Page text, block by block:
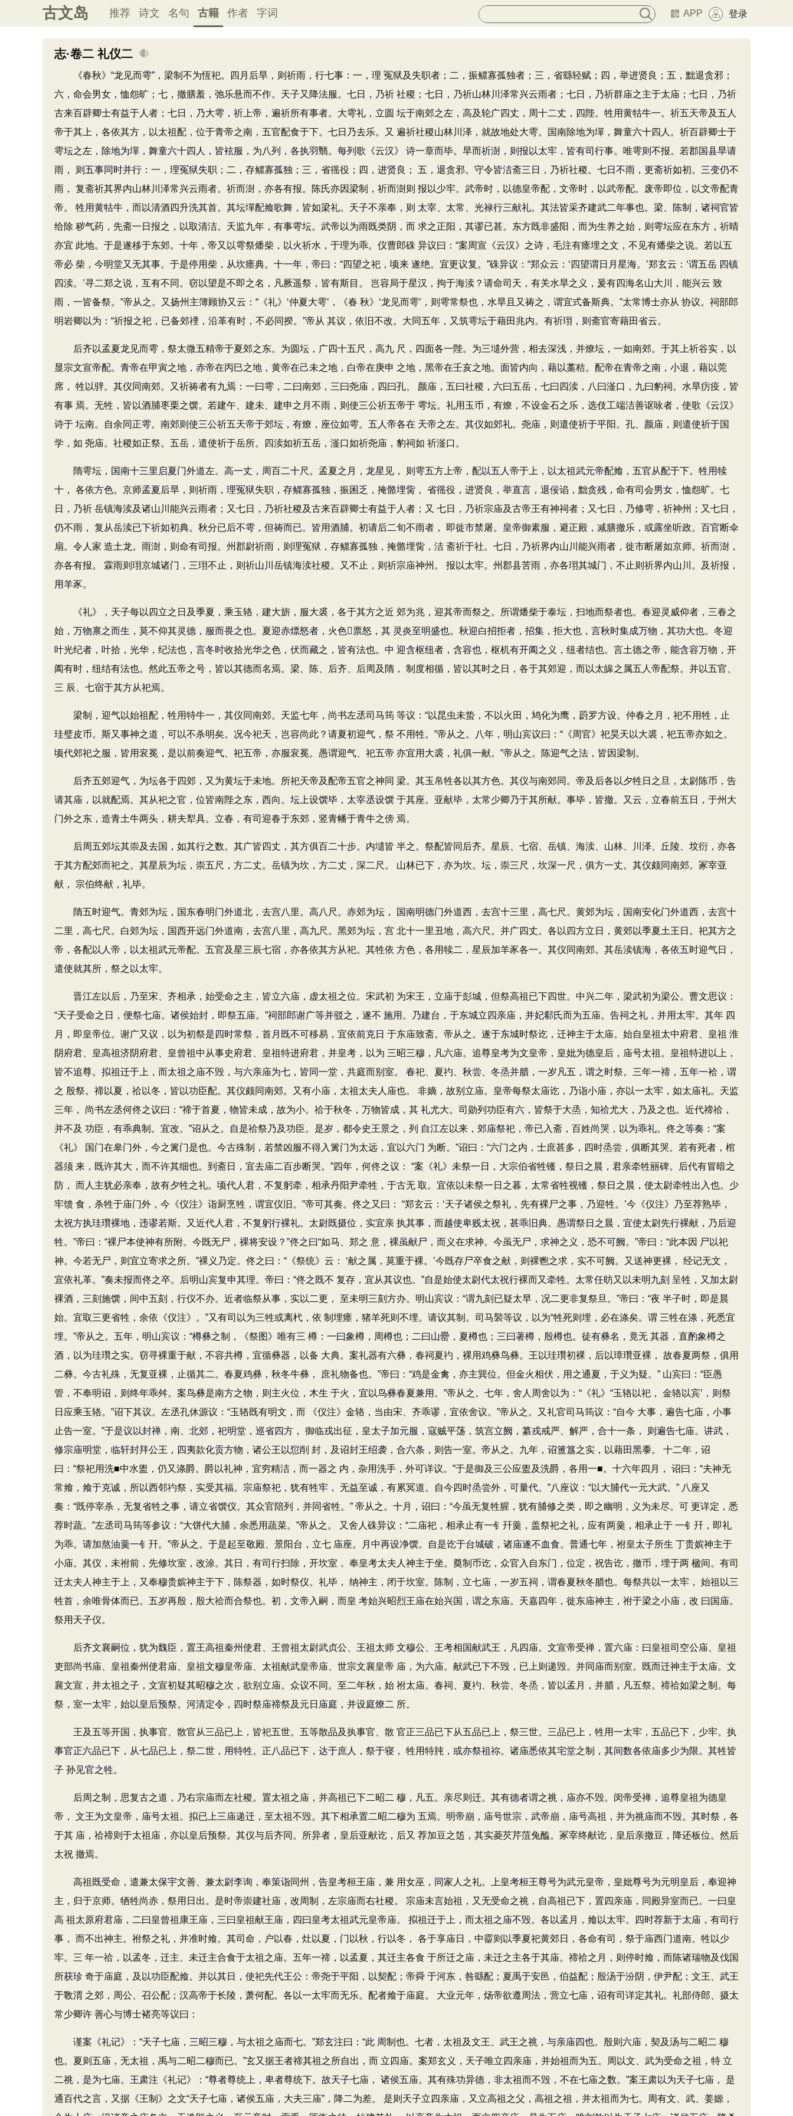
古文岛 推荐 诗文 名句 古籍 作者 字词 APP 登录
志·卷二 礼仪二
《春秋》“龙见而雩”，梁制不为恆祀。四月后旱，则祈雨，行七事：一，理 冤狱及失职者；二，振鳏寡孤独者；三，省繇轻赋；四，举进贤良；五，黜退贪邪；
六，命会男女，恤怨旷；七，撤膳羞，弛乐悬而不作。天子又降法服。七日，乃祈 社稷；七日，乃祈山林川泽常兴云雨者；七日，乃祈群庙之主于太庙；七日，乃祈
古来百辟卿士有益于人者；七日，乃大雩，祈上帝，遍祈所有事者。大雩礼，立圆 坛于南郊之左，高及轮广四丈，周十二丈，四陛。牲用黄牯牛一。祈五天帝及五人
帝于其上，各依其方，以太祖配，位于青帝之南，五官配食于下。七日乃去乐。又 遍祈社稷山林川泽，就故地处大雩。国南除地为墠，舞童六十四人。祈百辟卿士于
雩坛之左，除地为墠，舞童六十四人，皆袨服，为八列，各执羽翳。每列歌《云汉》 诗一章而毕。旱而祈澍，则报以太牢，皆有司行事。唯雩则不报。若郡国县旱请
雨， 则五事同时并行：一，理冤狱失职；二，存鳏寡孤独；三，省徭役；四，进贤良； 五，退贪邪。守令皆洁斋三日，乃祈社稷。七日不雨，更斋祈如初。三变仍不
雨， 复斋祈其界内山林川泽常兴云雨者。祈而澍，亦各有报。陈氏亦因梁制，祈而澍则 报以少牢。武帝时，以德皇帝配，文帝时，以武帝配。废帝即位，以文帝配青
帝。 牲用黄牯牛，而以清酒四升洗其首。其坛墠配飨歌舞，皆如梁礼。天子不亲奉，则 太宰、太常、光禄行三献礼。其法皆采齐建武二年事也。梁、陈制，诸祠官皆
给除 秽气药，先斋一日报之，以取清洁。天监九年，有事雩坛。武帝以为雨既类阴，而 求之正阳，其谬已甚。东方既非盛阳，而为生养之始，则雩坛应在东方，祈晴
亦宜 此地。于是遂移于东郊。十年，帝又以雩祭燔柴，以火祈水，于理为乖。仪曹郎硃 异议曰：“案周宣《云汉》之诗，毛注有瘗埋之文，不见有燔柴之说。若以五
帝必 柴，今明堂又无其事。于是停用柴，从坎瘗典。十一年，帝曰：“四望之祀，顷来 遂绝。宜更议复。”硃异议：“郑众云：‘四望谓日月星海。’郑玄云：‘谓五岳 四镇
四渎。’寻二郑之说，互有不同。窃以望是不即之名，凡厥遥祭，皆有斯目。 岂容局于星汉，拘于海渎？请命司天，有关水旱之义，爰有四海名山大川，能兴云 致
雨，一皆备祭。”帝从之。又扬州主簿顾协又云：“《礼》‘仲夏大雩’，《春 秋》‘龙见而雩’，则雩常祭也，水旱且又祷之，谓宜式备斯典。”太常博士亦从 协议。祠部郎
明岩卿以为：“祈报之祀，已备郊禋，沿革有时，不必同揆。”帝从 其议，依旧不改。大同五年，又筑雩坛于藉田兆内。有祈珝，则斋官寄藉田省云。
后齐以孟夏龙见而雩，祭太微五精帝于夏郊之东。为圆坛，广四十五尺，高九 尺，四面各一陛。为三壝外营，相去深浅，并燎坛，一如南郊。于其上祈谷实，以
显宗文宣帝配。青帝在甲寅之地，赤帝在丙巳之地，黄帝在己未之地，白帝在庚申 之地，黑帝在壬亥之地。面皆内向，藉以藁秸。配帝在青帝之南，小退，藉以莞
席， 牲以骍。其仪同南郊。又祈祷者有九焉：一曰雩，二曰南郊，三曰尧庙，四曰孔、 颜庙，五曰社稷，六曰五岳，七曰四渎，八曰滏口，九曰豹祠。水旱疠疫，皆
有事 焉。无牲，皆以酒脯枣栗之馔。若建午、建未、建申之月不雨，则使三公祈五帝于 雩坛。礼用玉币，有燎，不设金石之乐，选伎工端洁善讴咏者，使歌《云汉》
诗于 坛南。自余同正雩。南郊则使三公祈五天帝于郊坛，有燎，座位如雩。五人帝各在 天帝之左。其仪如郊礼。尧庙，则遣使祈于平阳。孔、颜庙，则遣使祈于国
学，如 尧庙。社稷如正祭。五岳，遣使祈于岳所。四渎如祈五岳，滏口如祈尧庙，豹祠如 祈滏口。
隋雩坛，国南十三里启夏门外道左。高一丈，周百二十尺。孟夏之月，龙星见， 则雩五方上帝，配以五人帝于上，以太祖武元帝配飨，五官从配于下。牲用犊
十， 各依方色。京师孟夏后旱，则祈雨，理冤狱失职，存鳏寡孤独，振困乏，掩骼埋胔， 省徭役，进贤良，举直言，退佞谄，黜贪残，命有司会男女，恤怨旷。七
日，乃祈 岳镇海渎及诸山川能兴云雨者；又七日，乃祈社稷及古来百辟卿士有益于人者；又 七日，乃祈宗庙及古帝王有神祠者；又七日，乃修雩，祈神州；又七日，
仍不雨， 复从岳渎已下祈如初典。秋分已后不雩，但祷而已。皆用酒脯。初请后二旬不雨者， 即徙市禁屠。皇帝御素服，避正殿，减膳撤乐，或露坐听政。百官断伞
扇。令人家 造土龙。雨澍，则命有司报。州郡尉祈雨，则理冤狱，存鳏寡孤独，掩骼埋胔，洁 斋祈于社。七日，乃祈界内山川能兴雨者，徙市断屠如京师。祈而澍，
亦各有报。 霖雨则珝京城诸门，三珝不止，则祈山川岳镇海渎社稷。又不止，则祈宗庙神州。 报以太牢。州郡县苦雨，亦各珝其城门，不止则祈界内山川。及祈报，
用羊豕。
《礼》，天子每以四立之日及季夏，乘玉辂，建大旂，服大裘，各于其方之近 郊为兆，迎其帝而祭之。所谓燔柴于泰坛，扫地而祭者也。春迎灵威仰者，三春之
始，万物禀之而生，莫不仰其灵德，服而畏之也。夏迎赤熛怒者，火色票怒，其 灵炎至明盛也。秋迎白招拒者，招集，拒大也，言秋时集成万物，其功大也。冬迎
叶光纪者，叶拾，光华，纪法也，言冬时收拾光华之色，伏而藏之，皆有法也。中 迎含枢纽者，含容也，枢机有开阖之义，纽者结也。言土德之帝，能含容万物，开
阖有时，纽结有法也。然此五帝之号，皆以其德而名焉。梁、陈、后齐、后周及隋， 制度相循，皆以其时之日，各于其郊迎，而以太皞之属五人帝配祭。并以五官、
三 辰、七宿于其方从祀焉。
梁制，迎气以始祖配，牲用特牛一，其仪同南郊。天监七年，尚书左丞司马筠 等议：“以昆虫未蛰，不以火田，鸠化为鹰，罻罗方设。仲春之月，祀不用牲，止
珪璧皮币。斯又事神之道，可以不杀明矣。况今祀天，岂容尚此？请夏初迎气，祭 不用牲。”帝从之。八年，明山宾议曰：“《周官》祀昊天以大裘，祀五帝亦如之。
顷代郊祀之服，皆用衮冕，是以前奏迎气、祀五帝，亦服衮冕。愚谓迎气、祀五帝 亦宜用大裘，礼俱一献。”帝从之。陈迎气之法，皆因梁制。
后齐五郊迎气，为坛各于四郊，又为黄坛于未地。所祀天帝及配帝五官之神同 梁。其玉帛牲各以其方色。其仪与南郊同。帝及后各以夕牲日之旦，太尉陈币，告
请其庙，以就配焉。其从祀之官，位皆南陛之东，西向。坛上设馔毕，太宰丞设馔 于其座。亚献毕，太常少卿乃于其所献。事毕，皆撤。又云，立春前五日，于州大
门外之东，造青土牛两头，耕夫犁具。立春，有司迎春于东郊，竖青幡于青牛之傍 焉。
后周五郊坛其崇及去国，如其行之数。其广皆四丈，其方俱百二十步。内壝皆 半之。祭配皆同后齐。星辰、七宿、岳镇、海渎、山林、川泽、丘陵、坟衍，亦各
于其方配郊而祀之。其星辰为坛，崇五尺，方二丈。岳镇为坎，方二丈，深二尺。 山林已下，亦为坎。坛，崇三尺，坎深一尺，俱方一丈。其仪颇同南郊。冢宰亚
献， 宗伯终献，礼毕。
隋五时迎气。青郊为坛，国东春明门外道北，去宫八里。高八尺。赤郊为坛， 国南明德门外道西，去宫十三里，高七尺。黄郊为坛，国南安化门外道西，去宫十
二里，高七尺。白郊为坛，国西开远门外道南，去宫八里，高九尺。黑郊为坛，宫 北十一里丑地，高六尺。并广四丈。各以四方立日，黄郊以季夏土王日。祀其方之
帝，各配以人帝，以太祖武元帝配。五官及星三辰七宿，亦各依其方从祀。其牲依 方色，各用犊二，星辰加羊豕各一。其仪同南郊。其岳渎镇海，各依五时迎气日，
遣使就其所，祭之以太牢。
晋江左以后，乃至宋、齐相承，始受命之主，皆立六庙，虚太祖之位。宋武初 为宋王，立庙于彭城，但祭高祖已下四世。中兴二年，梁武初为梁公。曹文思议：
“天子受命之日，便祭七庙。诸侯始封，即祭五庙。”祠部郎谢广等并驳之，遂不 施用。乃建台，于东城立四亲庙，并妃郗氏而为五庙。告祠之礼，并用太牢。其年 四
月，即皇帝位。谢广又议，以为初祭是四时常祭，首月既不可移易，宜依前克日 于东庙致斋。帝从之。遂于东城时祭讫，迁神主于太庙。始自皇祖太中府君、皇祖 淮
阴府君、皇高祖济阴府君、皇曾祖中从事史府君、皇祖特进府君，并皇考，以为 三昭三穆，凡六庙。追尊皇考为文皇帝，皇妣为德皇后，庙号太祖。皇祖特进以上，
皆不追尊。拟祖迁于上，而太祖之庙不毁，与六亲庙为七，皆同一堂，共庭而别室。 春祀、夏礿、秋尝、冬烝并腊，一岁凡五，谓之时祭。三年一禘，五年一袷，谓
之 殷祭。禘以夏，祫以冬，皆以功臣配。其仪颇同南郊。又有小庙，太祖太夫人庙也。 非嫡，故别立庙。皇帝每祭太庙讫，乃诣小庙，亦以一太牢，如太庙礼。天监
三年， 尚书左丞何佟之议曰：“禘于首夏，物皆未成，故为小。祫于秋冬，万物皆成，其 礼尤大。司勋列功臣有六，皆祭于大烝，知祫尤大，乃及之也。近代禘祫，
并不及 功臣，有乖典制。宜改。”诏从之。自是祫祭乃及功臣。是岁，都令史王景之，列 自江左以来，郊庙祭祀，帝已入斋，百姓尚哭，以为乖礼。佟之等奏：“案
《礼》 国门在皋门外，今之篱门是也。今古殊制，若禁凶服不得入篱门为太远，宜以六门 为断。”诏曰：“六门之内，士庶甚多，四时烝尝，俱断其哭。若有死者，棺
器须 来，既许其大，而不许其细也。到斋日，宜去庙二百步断哭。”四年，何佟之议： “案《礼》未祭一日，大宗伯省牲镬，祭日之晨，君亲牵牲丽碑。后代有冒暗之
防， 而人主犹必亲奉，故有夕牲之礼。顷代人君，不复躬牵，相承丹阳尹牵牲，于古无 取。宜依以未祭一日之暮，太常省牲视镬，祭日之晨，使太尉牵牲出入也。少
牢馈 食，杀牲于庙门外，今《仪注》诣厨烹牲，谓宜仪旧。”帝可其奏。佟之又曰： “郑玄云：‘天子诸侯之祭礼，先有裸尸之事，乃迎牲。’今《仪注》乃至荐熟毕，
太祝方执珪瓚裸地，违谬若斯。又近代人君，不复躬行裸礼。太尉既摄位，实宜亲 执其事，而越使卑贱太祝，甚乖旧典。愚谓祭日之晨，宜使太尉先行裸献，乃后迎
牲。”帝曰：“裸尸本使神有所附。今既无尸，裸将安设？”佟之曰“如马、郑之 意，裸虽献尸，而义在求神。今虽无尸，求神之义，恐不可阙。”帝曰：“此本因 尸以祀
神。今若无尸，则宜立寄求之所。”裸义乃定。佟之曰：“《祭统》云： ‘献之属，莫重于裸。’今既存尸卒食之献，则裸鬯之求，实不可阙。又送神更裸， 经记无文，
宜依礼革。”奏未报而佟之卒。后明山宾复申其理。帝曰：“佟之既不 复存，宜从其议也。”自是始使太尉代太祝行裸而又牵牲。太常任昉又以未明九刻 呈牲，又加太尉
裸酒，三刻施馔，间中五刻，行仪不办。近者临祭从事，实以二更， 至未明三刻方办。明山宾议：“谓九刻已疑太早，况二更非复祭旦。”帝曰：“夜 半子时，即是晨
始。宜取三更省牲，余依《仪注》。”又有司以为三牲或离杙，依 制埋瘗，猪羊死则不埋。请议其制。司马褧等议，以为“牲死则埋，必在涤矣。谓 三牲在涤，死悉宜
埋。”帝从之。五年，明山宾议：“樽彝之制，《祭图》唯有三 樽：一曰象樽，周樽也；二曰山罍，夏樽也；三曰著樽，殷樽也。徒有彝名，竟无 其器，直酌象樽之
酒，以为珪瓚之实。窃寻裸重于献，不容共樽，宜循彝器，以备 大典。案礼器有六彝，春祠夏礿，裸用鸡彝鸟彝。王以珪瓚初裸，后以璋瓚亚裸， 故春夏两祭，俱用
二彝。今古礼殊，无复亚裸，止循其二。春夏鸡彝，秋冬牛彝， 庶礼物备也。”帝曰：“鸡是金禽，亦主巽位。但金火相伏，用之通夏，于义为疑。” 山宾曰：“臣愚
管，不奉明诏，则终年乖舛。案鸟彝是南方之物，则主火位，木生 于火，宜以鸟彝春夏兼用。”帝从之。七年，舍人周舍以为：“《礼》“玉辂以祀， 金辂以宾’，则祭
日应乘玉辂。”诏下其议。左丞孔休源议：“玉辂既有明文，而 《仪注》金辂，当由宋、齐乖谬，宜依舍议。”帝从之。又礼官司马筠议：“自今 大事，遍告七庙，小事
止告一室。”于是议以封禅，南、北郊，祀明堂，巡省四方， 御临戎出征，皇太子加元服，寇贼平荡，筑宫立阙，纂戎戒严、解严，合十一条， 则遍告七庙。讲武，
修宗庙明堂，临轩封拜公王，四夷款化贡方物，诸公王以愆削 封，及诏封王绍袭，合六条，则告一室。帝从之。九年，诏簠簋之实，以藉田黑黍。 十二年，诏
曰：“祭祀用洗■中水盥，仍又涤爵。爵以礼神，宜穷精洁，而一器之 内，杂用洗手，外可详议。”于是御及三公应盥及洗爵，各用一■。十六年四月， 诏曰：“夫神无
常飨，飨于克诚，所以西邻礿祭，实受其福。宗庙祭祀，犹有牲牢， 无益至诚，有累冥道。自今四时烝尝外，可量代。”八座议：“以大脯代一元大武。” 八座又
奏：“既停宰杀，无复省牲之事，请立省馔仪。其众官陪列，并同省牲。” 帝从之。十月，诏曰：“今虽无复牲腥，犹有脯修之类，即之幽明，义为未尽。可 更详定，悉
荐时蔬。”左丞司马筠等参议：“大饼代大脯，余悉用蔬菜。”帝从之。 又舍人硃异议：“二庙祀，相承止有一钅幵羹，盖祭祀之礼，应有两羹，相承止于 一钅幵，即礼
为乖。请加熬油羹一钅幵。”帝从之。于是起至敬殿、景阳台，立七 庙座。月中再设净馔。自是讫于台城破，诸庙遂不血食。普通七年，祔皇太子所生 丁贵嫔神主于
小庙。其仪，未祔前，先修坎室，改涂。其日，有司行扫除，开坎室， 奉皇考太夫人神主于坐。奠制币讫，众官入自东门，位定，祝告讫，撤币，埋于两 楹间。有司
迁太夫人神主于上，又奉穆贵嫔神主于下，陈祭器，如时祭仪。礼毕， 纳神主，闭于坎室。陈制，立七庙，一岁五祠，谓春夏秋冬腊也。每祭共以一太牢， 始祖以三
牲首，余唯骨体而已。五岁再殷，殷大祫而合祭也。初，文帝入嗣，而皇 考始兴昭烈王庙在始兴国，谓之东庙。天嘉四年，徙东庙神主，祔于梁之小庙，改 曰国庙。
祭用天子仪。
后齐文襄嗣位，犹为魏臣，置王高祖秦州使君、王曾祖太尉武贞公、王祖太师 文穆公、王考相国献武王，凡四庙。文宣帝受禅，置六庙：曰皇祖司空公庙、皇祖
吏部尚书庙、皇祖秦州使君庙、皇祖文穆皇帝庙、太祖献武皇帝庙、世宗文襄皇帝 庙，为六庙。献武已下不毁，已上则递毁。并同庙而别室。既而迁神主于太庙。文
襄文宣，并太祖之子，文宣初疑其昭穆之次，欲别立庙。众议不同。至二年秋，始 祔太庙。春祠、夏礿、秋尝、冬烝，皆以孟月，并腊，凡五祭。禘祫如梁之制。每
祭，室一太牢，始以皇后预祭。河清定令，四时祭庙禘祭及元日庙庭，并设庭燎二 所。
王及五等开国，执事官、散官从三品已上，皆祀五世。五等散品及执事官、散 官正三品已下从五品已上，祭三世。三品已上，牲用一太牢，五品已下，少牢。执
事官正六品已下，从七品已上，祭二世，用特牲。正八品已下，达于庶人，祭于寝， 牲用特肫，或亦祭祖祢。诸庙悉依其宅堂之制，其间数各依庙多少为限。其牲皆
子 孙见官之牲。
后周之制，思复古之道，乃右宗庙而左社稷。置太祖之庙，并高祖已下二昭二 穆，凡五。亲尽则迁。其有德者谓之祧，庙亦不毁。闵帝受禅，追尊皇祖为德皇
帝， 文王为文皇帝，庙号太祖。拟已上三庙递迁，至太祖不毁。其下相承置二昭二穆为 五焉。明帝崩，庙号世宗，武帝崩，庙号高祖，并为祧庙而不毁。其时祭，各
于其 庙，祫禘则于太祖庙，亦以皇后预祭。其仪与后齐同。所异者，皇后亚献讫，后又 荐加豆之笾，其实菱芡芹菹兔醢。冢宰终献讫，皇后亲撤豆，降还板位。然后
太祝 撤焉。
高祖既受命，遣兼太保宇文善、兼太尉李询，奉策诣同州，告皇考桓王庙，兼 用女巫，同家人之礼。上皇考桓王尊号为武元皇帝，皇妣尊号为元明皇后，奉迎神
主，归于京师。牺牲尚赤，祭用日出。是时帝崇建社庙，改周制，左宗庙而右社稷。 宗庙未言始祖，又无受命之祧，自高祖已下，置四亲庙，同殿异室而已。一曰皇
高 祖太原府君庙，二曰皇曾祖康王庙，三曰皇祖献王庙，四曰皇考太祖武元皇帝庙。 拟祖迁于上，而太祖之庙不毁。各以孟月，飨以太牢。四时荐新于太庙，有司行
事， 而不出神主。祔祭之礼，并准时飨。其司命，户以春，灶以夏，门以秋，行以冬， 各于享庙日，中霤则以季夏祀黄郊日，各命有司，祭于庙西门道南。牲以少
牢。三 年一祫，以孟冬，迁主、未迁主合食于太祖之庙。五年一禘，以孟夏，其迁主各食 于所迁之庙，未迁之主各于其庙。禘祫之月，则停时飨，而陈诸瑞物及伐国
所获珍 奇于庙庭，及以功臣配飨。并以其日，使祀先代王公：帝尧于平阳，以契配；帝舜 于河东，咎繇配；夏禹于安邑，伯益配；殷汤于汾阴，伊尹配；文王、武王
于斁渭 之郊，周公、召公配；汉高帝于长陵，萧何配。各以一太牢而无乐。配者飨于庙庭。 大业元年，炀帝欲遵周法，营立七庙，诏有司详定其礼。礼部侍郎、摄太
常少卿许 善心与博士褚亮等议曰：
谨案《礼记》：“天子七庙，三昭三穆，与太祖之庙而七。”郑玄注曰：“此 周制也。七者，太祖及文王、武王之祧，与亲庙四也。殷则六庙，契及汤与二昭二 穆
也。夏则五庙，无太祖，禹与二昭二穆而已。”玄又据王者禘其祖之所自出，而 立四庙。案郑玄义，天子唯立四亲庙，并始祖而为五。周以文、武为受命之祖，特 立
二祧，是为七庙。王肃注《礼记》：“尊者尊统上，卑者尊统下。故天子七庙， 诸侯五庙。其有殊功异德，非太祖而不毁，不在七庙之数。”案王肃以为天子七庙， 是
通百代之言，又据《王制》之文“天子七庙，诸侯五庙，大夫三庙”，降二为差。 是则天子立四亲庙，又立高祖之父，高祖之祖，并太祖而为七。周有文、武、姜嫄，